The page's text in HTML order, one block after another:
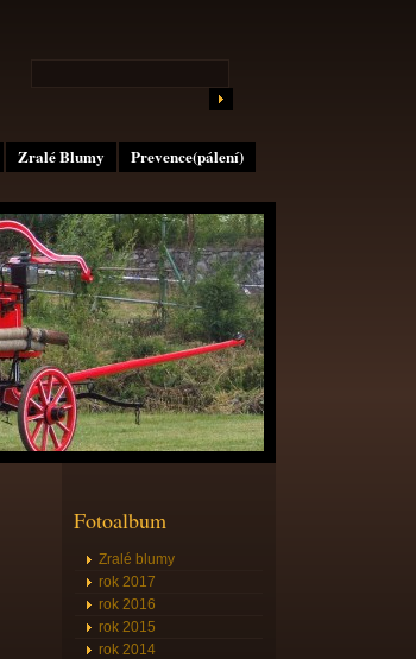
Zralé Blumy
Prevence(pálení)
Fotoalbum
Zralé blumy
rok 2017
rok 2016
rok 2015
rok 2014